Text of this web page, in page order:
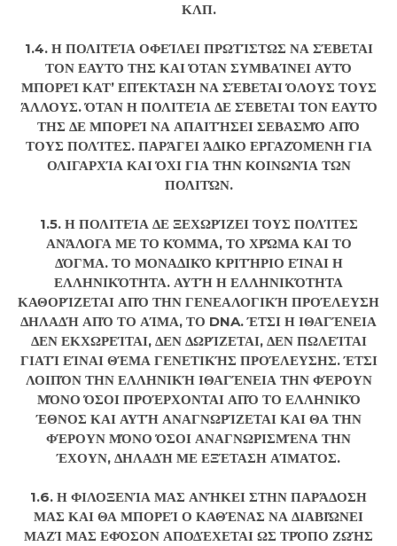
ΚΛΠ.
1.4. Η ΠΟΛΙΤΕΊΑ ΟΦΕΊΛΕΙ ΠΡΩΤΊΣΤΩΣ ΝΑ ΣΈΒΕΤΑΙ
ΤΟΝ ΕΑΥΤΌ ΤΗΣ ΚΑΙ ΌΤΑΝ ΣΥΜΒΑΊΝΕΙ ΑΥΤΌ
ΜΠΟΡΕΊ ΚΑΤ’ ΕΠΈΚΤΑΣΗ ΝΑ ΣΈΒΕΤΑΙ ΌΛΟΥΣ ΤΟΥΣ
ΆΛΛΟΥΣ. ΌΤΑΝ Η ΠΟΛΙΤΕΊΑ ΔΕ ΣΈΒΕΤΑΙ ΤΟΝ ΕΑΥΤΌ
ΤΗΣ ΔΕ ΜΠΟΡΕΊ ΝΑ ΑΠΑΙΤΉΣΕΙ ΣΕΒΑΣΜΌ ΑΠΌ
ΤΟΥΣ ΠΟΛΊΤΕΣ. ΠΑΡΆΓΕΙ ΆΔΙΚΟ ΕΡΓΑΖΌΜΕΝΗ ΓΙΑ
ΟΛΙΓΑΡΧΊΑ ΚΑΙ ΌΧΙ ΓΙΑ ΤΗΝ ΚΟΙΝΩΝΊΑ ΤΩΝ
ΠΟΛΙΤΏΝ.
1.5. Η ΠΟΛΙΤΕΊΑ ΔΕ ΞΕΧΩΡΊΖΕΙ ΤΟΥΣ ΠΟΛΊΤΕΣ
ΑΝΆΛΟΓΑ ΜΕ ΤΟ ΚΌΜΜΑ, ΤΟ ΧΡΏΜΑ ΚΑΙ ΤΟ
ΔΌΓΜΑ. ΤΟ ΜΟΝΑΔΙΚΌ ΚΡΙΤΉΡΙΟ ΕΊΝΑΙ Η
ΕΛΛΗΝΙΚΌΤΗΤΑ. ΑΥΤΉ Η ΕΛΛΗΝΙΚΌΤΗΤΑ
ΚΑΘΟΡΊΖΕΤΑΙ ΑΠΌ ΤΗΝ ΓΕΝΕΑΛΟΓΙΚΉ ΠΡΟΈΛΕΥΣΗ
ΔΗΛΑΔΉ ΑΠΌ ΤΟ ΑΊΜΑ, ΤΟ DNA. ΈΤΣΙ Η ΙΘΑΓΈΝΕΙΑ
ΔΕΝ ΕΚΧΩΡΕΊΤΑΙ, ΔΕΝ ΔΩΡΊΖΕΤΑΙ, ΔΕΝ ΠΩΛΕΊΤΑΙ
ΓΙΑΤΊ ΕΊΝΑΙ ΘΈΜΑ ΓΕΝΕΤΙΚΉΣ ΠΡΟΈΛΕΥΣΗΣ. ΈΤΣΙ
ΛΟΙΠΌΝ ΤΗΝ ΕΛΛΗΝΙΚΉ ΙΘΑΓΈΝΕΙΑ ΤΗΝ ΦΈΡΟΥΝ
ΜΌΝΟ ΌΣΟΙ ΠΡΟΈΡΧΟΝΤΑΙ ΑΠΌ ΤΟ ΕΛΛΗΝΙΚΌ
ΈΘΝΟΣ ΚΑΙ ΑΥΤΉ ΑΝΑΓΝΩΡΊΖΕΤΑΙ ΚΑΙ ΘΑ ΤΗΝ
ΦΈΡΟΥΝ ΜΌΝΟ ΌΣΟΙ ΑΝΑΓΝΩΡΙΣΜΈΝΑ ΤΗΝ
ΈΧΟΥΝ, ΔΗΛΑΔΉ ΜΕ ΕΞΈΤΑΣΗ ΑΊΜΑΤΟΣ.
1.6. Η ΦΙΛΟΞΕΝΊΑ ΜΑΣ ΑΝΉΚΕΙ ΣΤΗΝ ΠΑΡΆΔΟΣΗ
ΜΑΣ ΚΑΙ ΘΑ ΜΠΟΡΕΊ Ο ΚΑΘΈΝΑΣ ΝΑ ΔΙΑΒΙΏΝΕΙ
ΜΑΖΊ ΜΑΣ ΕΦΌΣΟΝ ΑΠΟΔΈΧΕΤΑΙ ΩΣ ΤΡΌΠΟ ΖΩΉΣ